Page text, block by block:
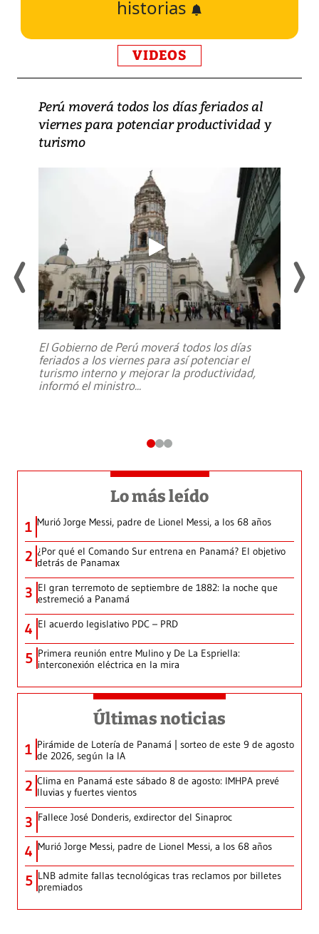
historias
VIDEOS
Perú moverá todos los días feriados al
viernes para potenciar productividad y
turismo
El Gobierno de Perú moverá todos los días
feriados a los viernes para así potenciar el
turismo interno y mejorar la productividad,
informó el ministro...
Lo más leído
1 Murió Jorge Messi, padre de Lionel Messi, a los 68 años
2 ¿Por qué el Comando Sur entrena en Panamá? El objetivo
detrás de Panamax
3 El gran terremoto de septiembre de 1882: la noche que
estremeció a Panamá
4 El acuerdo legislativo PDC – PRD
5 Primera reunión entre Mulino y De La Espriella:
interconexión eléctrica en la mira
Últimas noticias
1 Pirámide de Lotería de Panamá | sorteo de este 9 de agosto
de 2026, según la IA
2 Clima en Panamá este sábado 8 de agosto: IMHPA prevé
lluvias y fuertes vientos
3 Fallece José Donderis, exdirector del Sinaproc
4 Murió Jorge Messi, padre de Lionel Messi, a los 68 años
5 LNB admite fallas tecnológicas tras reclamos por billetes
premiados